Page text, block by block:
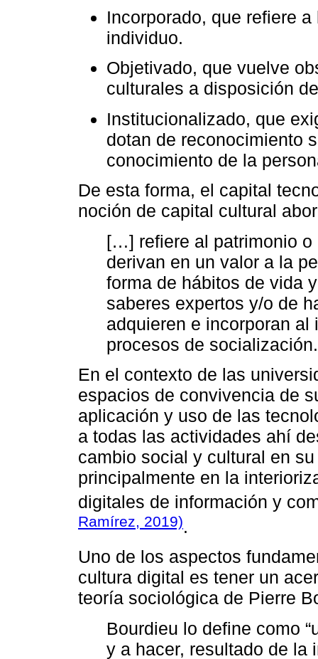
Incorporado, que refiere
individuo.
Objetivado, que vuelve
culturales a disposición
Institucionalizado, que
dotan de reconocimiento
conocimiento de la
De esta forma, el capital
noción de capital cultural
[…] refiere al patrimonio o
derivan en un valor a la
forma de hábitos de vida
saberes expertos y/o de
adquieren e incorporan
procesos de socialización.
En el contexto de las
espacios de convivencia de
aplicación y uso de las
a todas las actividades ahí
cambio social y cultural en
principalmente en la
digitales de información y
Ramírez, 2019).
Uno de los aspectos
cultura digital es tener un
teoría sociológica de Pierre
Bourdieu lo define como
y a hacer, resultado de la